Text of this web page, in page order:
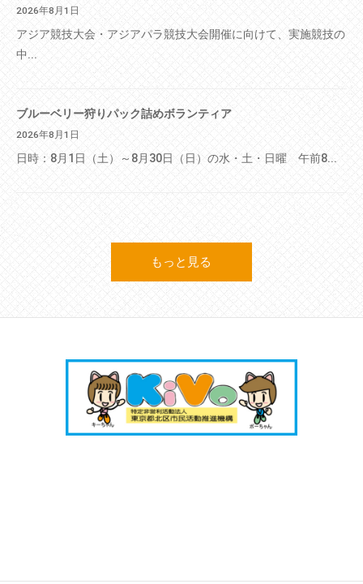
2026年8月1日
アジア競技大会・アジアパラ競技大会開催に向けて、実施競技の
中...
ブルーベリー狩りパック詰めボランティア
2026年8月1日
日時：8月1日（土）～8月30日（日）の水・土・日曜 午前8...
もっと見る